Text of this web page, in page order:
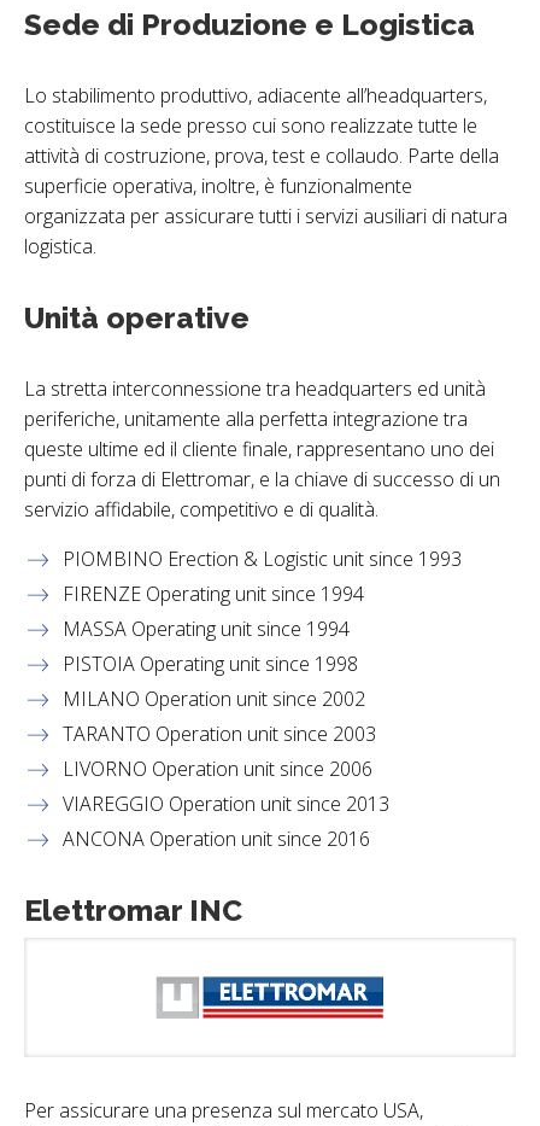
Sede di Produzione e Logistica
Lo stabilimento produttivo, adiacente all’headquarters,
costituisce la sede presso cui sono realizzate tutte le
attività di costruzione, prova, test e collaudo. Parte della
superficie operativa, inoltre, è funzionalmente
organizzata per assicurare tutti i servizi ausiliari di natura
logistica.
Unità operative
La stretta interconnessione tra headquarters ed unità
periferiche, unitamente alla perfetta integrazione tra
queste ultime ed il cliente finale, rappresentano uno dei
punti di forza di Elettromar, e la chiave di successo di un
servizio affidabile, competitivo e di qualità.
PIOMBINO Erection & Logistic unit since 1993
FIRENZE Operating unit since 1994
MASSA Operating unit since 1994
PISTOIA Operating unit since 1998
MILANO Operation unit since 2002
TARANTO Operation unit since 2003
LIVORNO Operation unit since 2006
VIAREGGIO Operation unit since 2013
ANCONA Operation unit since 2016
Elettromar INC
Per assicurare una presenza sul mercato USA,